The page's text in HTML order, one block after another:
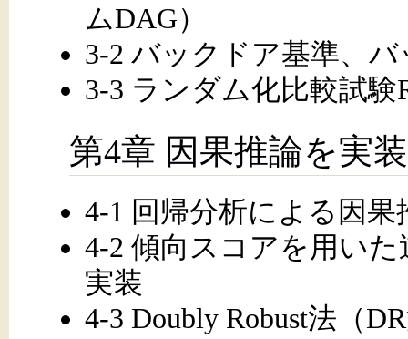
ムDAG）
3-2 バックドア基準、
3-3 ランダム化比較試
第4章 因果推論を実
4-1 回帰分析による因果
4-2 傾向スコアを用い
実装
4-3 Doubly Robust法（